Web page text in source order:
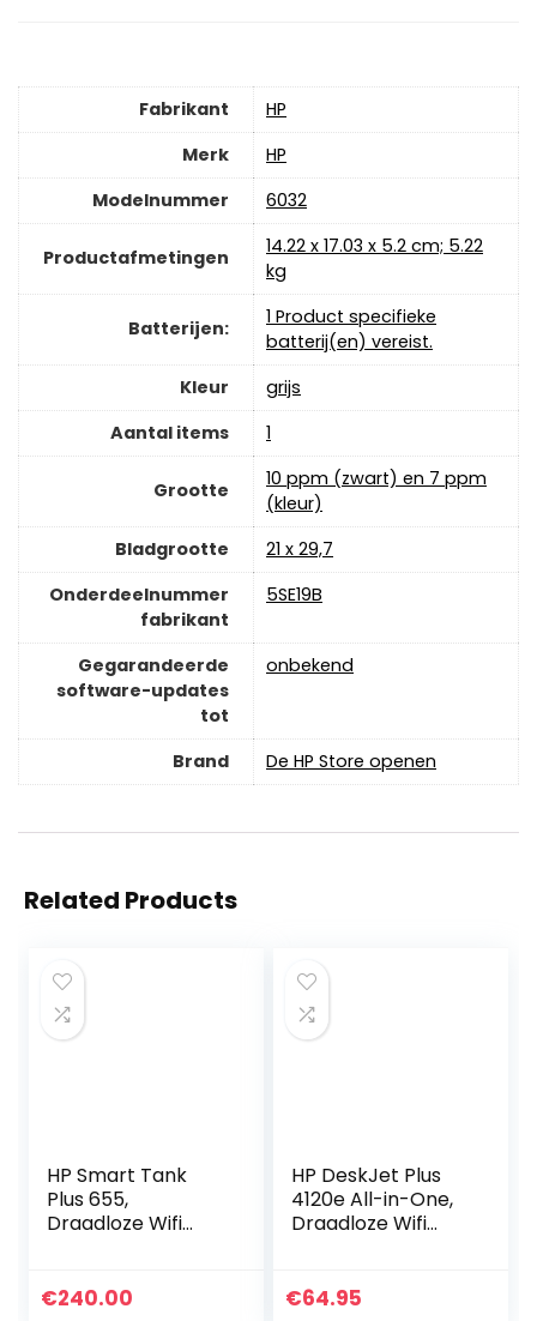
Fabrikant
‎HP
Merk
‎HP
Modelnummer
‎6032
Productafmetingen
‎14.22 x 17.03 x 5.2 cm; 5.22
kg
Batterijen:
‎1 Product specifieke
batterij(en) vereist.
Kleur
‎grijs
Aantal items
‎1
Grootte
‎10 ppm (zwart) en 7 ppm
(kleur)
Bladgrootte
‎21 x 29,7
Onderdeelnummer
fabrikant
‎5SE19B
Gegarandeerde
software-updates
tot
‎onbekend
Brand De HP Store openen
Related Products
HP Smart Tank
Plus 655,
Draadloze Wifi
(Printen, kopiëren,
€240.00
HP DeskJet Plus
4120e All-in-One,
Draadloze Wifi
(Printen, kopiëren,
€64.95